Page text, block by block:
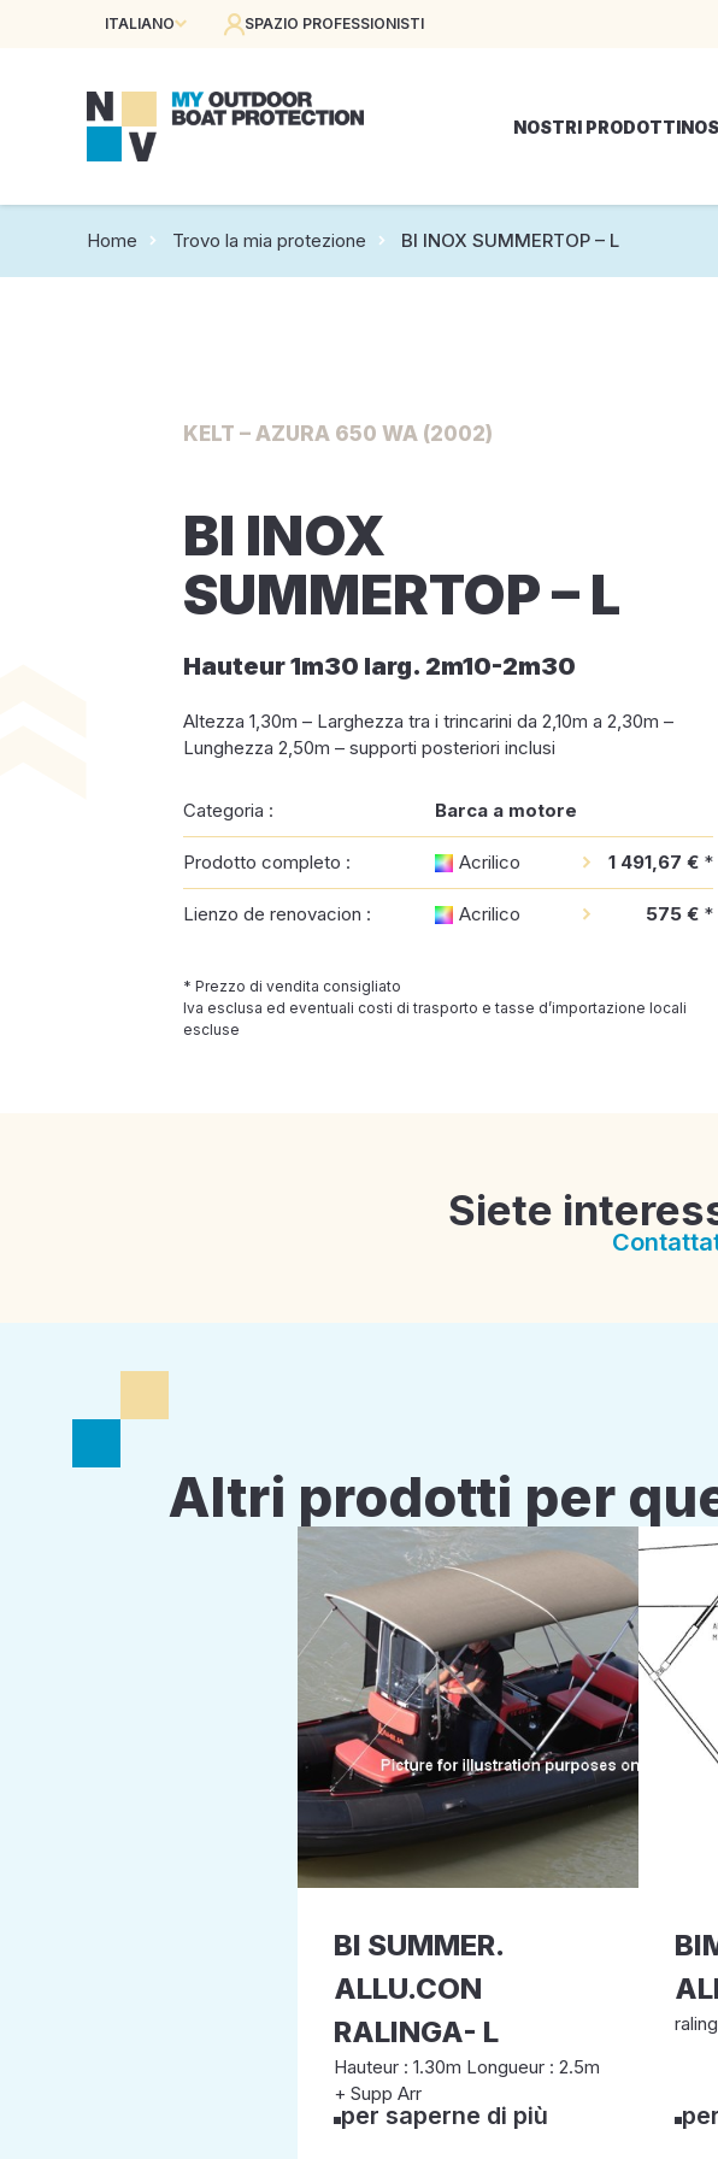
ITALIANO SPAZIO PROFESSIONISTI
NOSTRI PRODOTTI
Home Trovo la mia protezione BI INOX SUMMERTOP – L
KELT – AZURA 650 WA (2002)
BI INOX
SUMMERTOP – L
Hauteur 1m30 larg. 2m10-2m30
Altezza 1,30m – Larghezza tra i trincarini da 2,10m a 2,30m –
Lunghezza 2,50m – supporti posteriori inclusi
Categoria : Barca a motore
Prodotto completo : Acrilico 1 491,67 € *
Lienzo de renovacion : Acrilico 575 € *
* Prezzo di vendita consigliato
Iva esclusa ed eventuali costi di trasporto e tasse d’importazione locali
escluse
Siete
Altri prodotti per
BI SUMMER.
ALLU.CON
RALINGA- L
Hauteur : 1.30m Longueur : 2.5m
+ Supp Arr
per saperne di più